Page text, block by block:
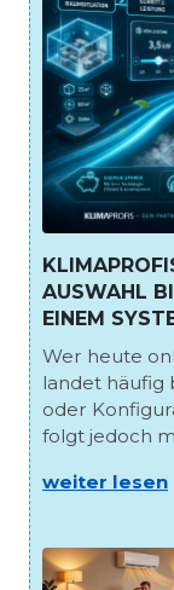
AUSWAHL
EINEM
Wer heute
landet häufig
oder
folgt jedoch
weiter lesen